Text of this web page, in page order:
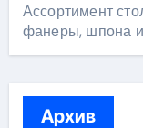
Ассортимент
фанеры, шпона и
Архив